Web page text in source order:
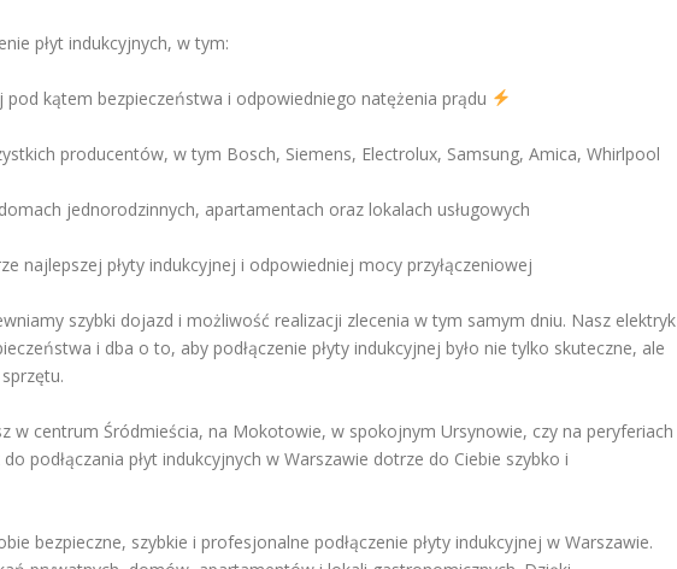
płyt indukcyjnych, w tym:
pod kątem bezpieczeństwa i odpowiedniego natężenia prądu
producentów, w tym Bosch, Siemens, Electrolux, Samsung, Amica, Whirlpool
jednorodzinnych, apartamentach oraz lokalach usługowych
najlepszej płyty indukcyjnej i odpowiedniej mocy przyłączeniowej
szybki dojazd i możliwość realizacji zlecenia w tym samym dniu. Nasz elektryk
i dba o to, aby podłączenie płyty indukcyjnej było nie tylko skuteczne, ale
w centrum Śródmieścia, na Mokotowie, w spokojnym Ursynowie, czy na peryferiach
podłączania płyt indukcyjnych w Warszawie dotrze do Ciebie szybko i
bezpieczne, szybkie i profesjonalne podłączenie płyty indukcyjnej w Warszawie.